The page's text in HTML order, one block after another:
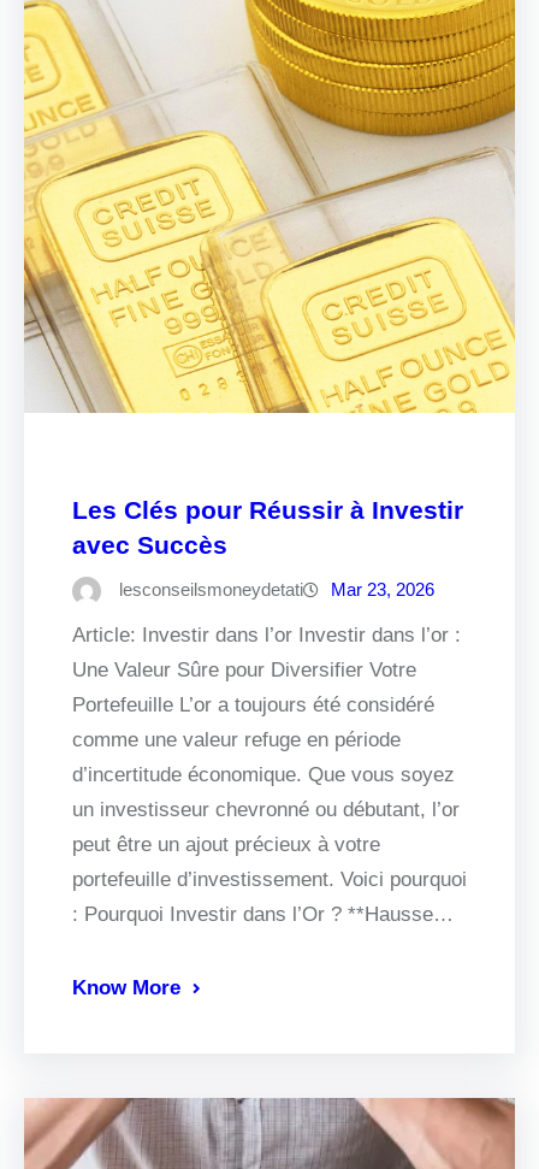
Les Clés pour Réussir à Investir
avec Succès
lesconseilsmoneydetati Mar 23, 2026
Article: Investir dans l’or Investir dans l’or :
Une Valeur Sûre pour Diversifier Votre
Portefeuille L’or a toujours été considéré
comme une valeur refuge en période
d’incertitude économique. Que vous soyez
un investisseur chevronné ou débutant, l’or
peut être un ajout précieux à votre
portefeuille d’investissement. Voici pourquoi
: Pourquoi Investir dans l’Or ? **Hausse…
Know More